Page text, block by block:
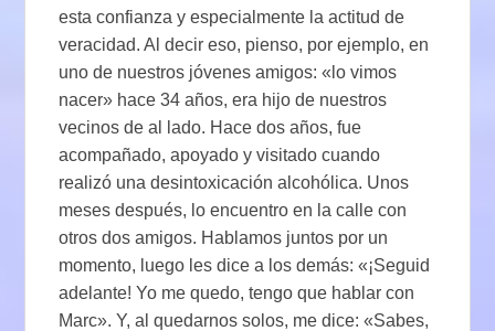
esta confianza y especialmente la actitud de
veracidad. Al decir eso, pienso, por ejemplo, en
uno de nuestros jóvenes amigos: «lo vimos
nacer» hace 34 años, era hijo de nuestros
vecinos de al lado. Hace dos años, fue
acompañado, apoyado y visitado cuando
realizó una desintoxicación alcohólica. Unos
meses después, lo encuentro en la calle con
otros dos amigos. Hablamos juntos por un
momento, luego les dice a los demás: «¡Seguid
adelante! Yo me quedo, tengo que hablar con
Marc». Y, al quedarnos solos, me dice: «Sabes,